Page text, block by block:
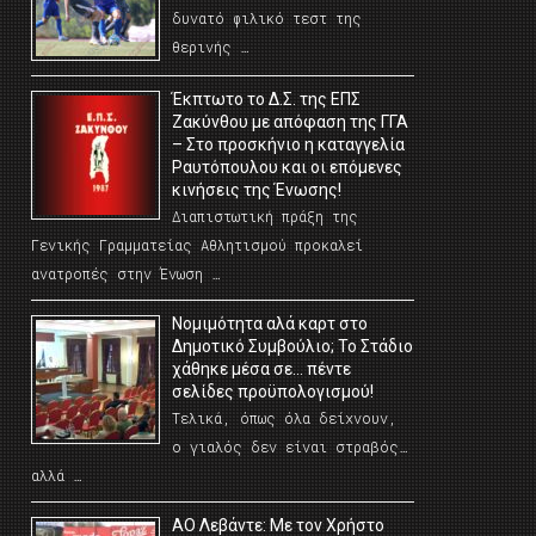
δυνατό φιλικό τεστ της
θερινής …
Έκπτωτο το Δ.Σ. της ΕΠΣ
Ζακύνθου με απόφαση της ΓΓΑ
– Στο προσκήνιο η καταγγελία
Ραυτόπουλου και οι επόμενες
κινήσεις της Ένωσης!
Διαπιστωτική πράξη της
Γενικής Γραμματείας Αθλητισμού προκαλεί
ανατροπές στην Ένωση …
Νομιμότητα αλά καρτ στο
Δημοτικό Συμβούλιο; Το Στάδιο
χάθηκε μέσα σε… πέντε
σελίδες προϋπολογισμού!
Τελικά, όπως όλα δείχνουν,
ο γιαλός δεν είναι στραβός…
αλλά …
ΑΟ Λεβάντε: Με τον Χρήστο